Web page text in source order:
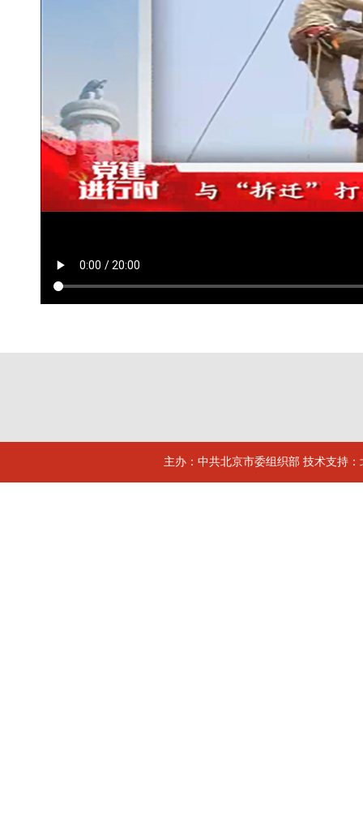
主办：中共北京市委组织部 技术支持